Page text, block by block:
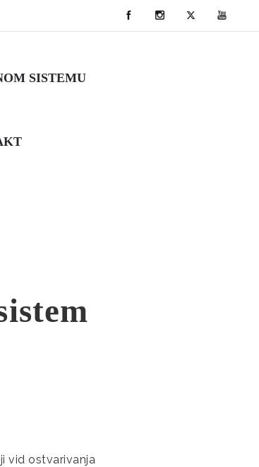
SISTEMU
vid ostvarivanja